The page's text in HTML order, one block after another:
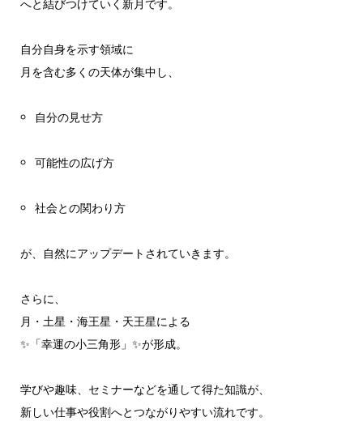
へと結びつけていく新月です。
自分自身を示す領域に
月を含む多くの天体が集中し、
自分の見せ方
可能性の広げ方
社会との関わり方
が、自然にアップデートされていきます。
さらに、
月・土星・海王星・天王星による
✨「幸運の小三角形」✨が形成。
学びや趣味、セミナーなどを通して得た知識が、
新しい仕事や役割へとつながりやすい流れです。